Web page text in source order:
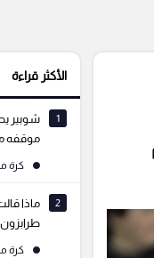
الأكثر قراءة
1
شوبير
موقفه
كرة
2
ماذا
كرة